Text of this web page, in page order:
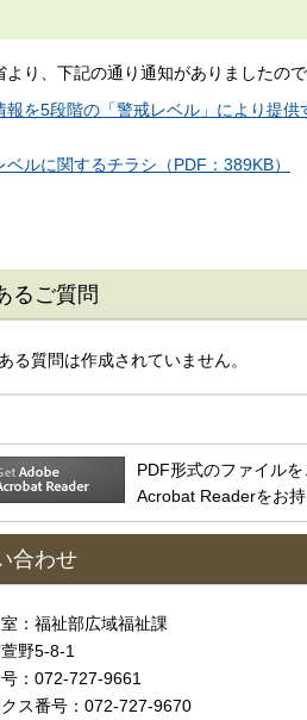
より、下記の通り通知がありましたので
報を5段階の「警戒レベル」により提供
ベルに関するチラシ（PDF：389KB）
るご質問
る質問は作成されていません。
PDF形式のファイル
Acrobat Readerをお
合わせ
：福祉部広域福祉課
野5-8-1
：072-727-9661
ス番号：072-727-9670